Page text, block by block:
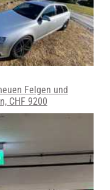
Felgen und
CHF 9200